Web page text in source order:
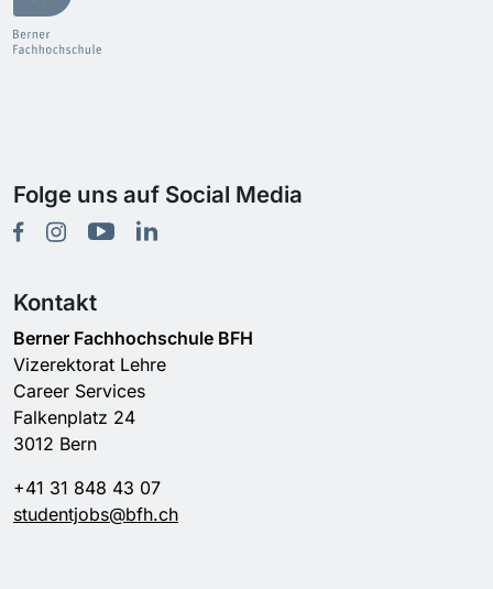
Folge uns auf Social Media
Kontakt
Berner Fachhochschule BFH
Vizerektorat Lehre
Career Services
Falkenplatz 24
3012 Bern
+41 31 848 43 07
studentjobs@bfh.ch